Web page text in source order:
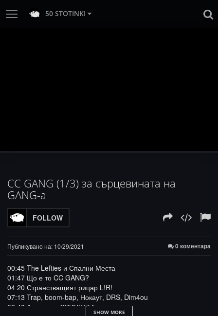
50 STOTINKI
CC GANG (1/3) за сърцевината на
GANG-а
FOLLOW
Публикувано на: 10/29/2021 0 коментара
00:45 The Lefties и Спални Места
01:47 Що е то CC GANG?
04 20 Странстващият рицар L!R!
07:13 Trap, boom-bap, Нокаут, DRS, Dim4ou
08:40 А ето го и СРИЧКАТА
SHOW MORE